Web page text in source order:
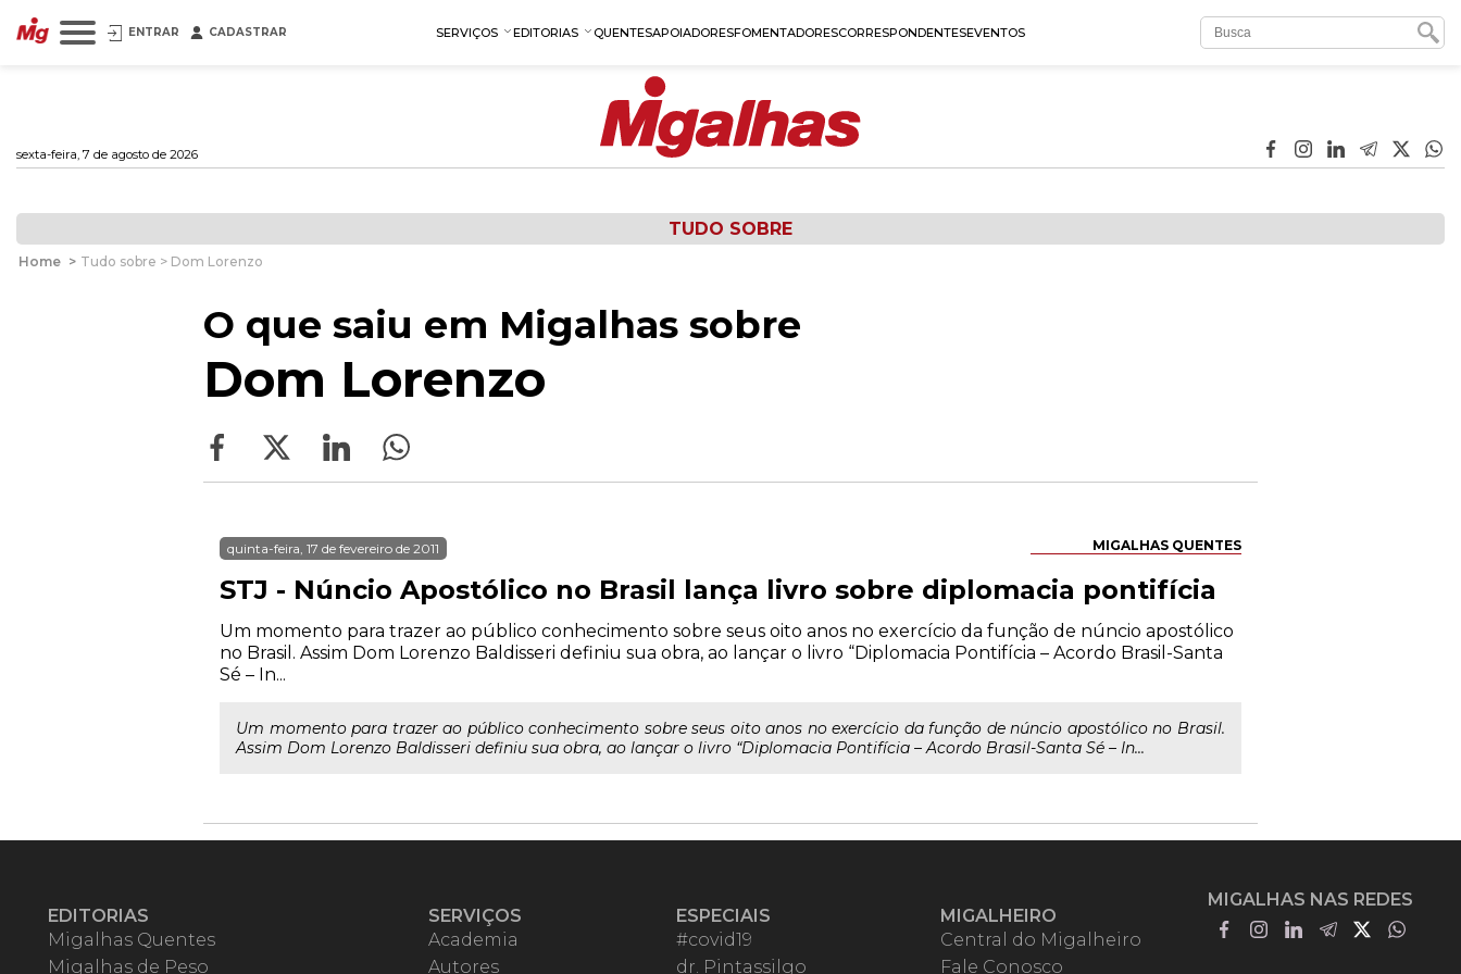
ENTRAR CADASTRAR SERVIÇOS EDITORIAS QUENTESAPOIADORESFOMENTADORESCORRESPONDENTESEVENTOS
sexta-feira, 7 de agosto de 2026
TUDO SOBRE
Home > Tudo sobre > Dom Lorenzo
O que saiu em Migalhas sobre
Dom Lorenzo
MIGALHAS QUENTES
quinta-feira, 17 de fevereiro de 2011
STJ - Núncio Apostólico no Brasil lança livro sobre diplomacia pontifícia
Um momento para trazer ao público conhecimento sobre seus oito anos no exercício da função de núncio apostólico
no Brasil. Assim Dom Lorenzo Baldisseri definiu sua obra, ao lançar o livro “Diplomacia Pontifícia – Acordo Brasil-Santa
Sé – In...
Um momento para trazer ao público conhecimento sobre seus oito anos no exercício da função de núncio apostólico no Brasil.
Assim Dom Lorenzo Baldisseri definiu sua obra, ao lançar o livro “Diplomacia Pontifícia – Acordo Brasil-Santa Sé – In...
EDITORIAS
Migalhas Quentes
Migalhas de Peso
SERVIÇOS
Academia
Autores
ESPECIAIS
#covid19
dr. Pintassilgo
MIGALHEIRO
Central do Migalheiro
Fale Conosco
MIGALHAS NAS REDES